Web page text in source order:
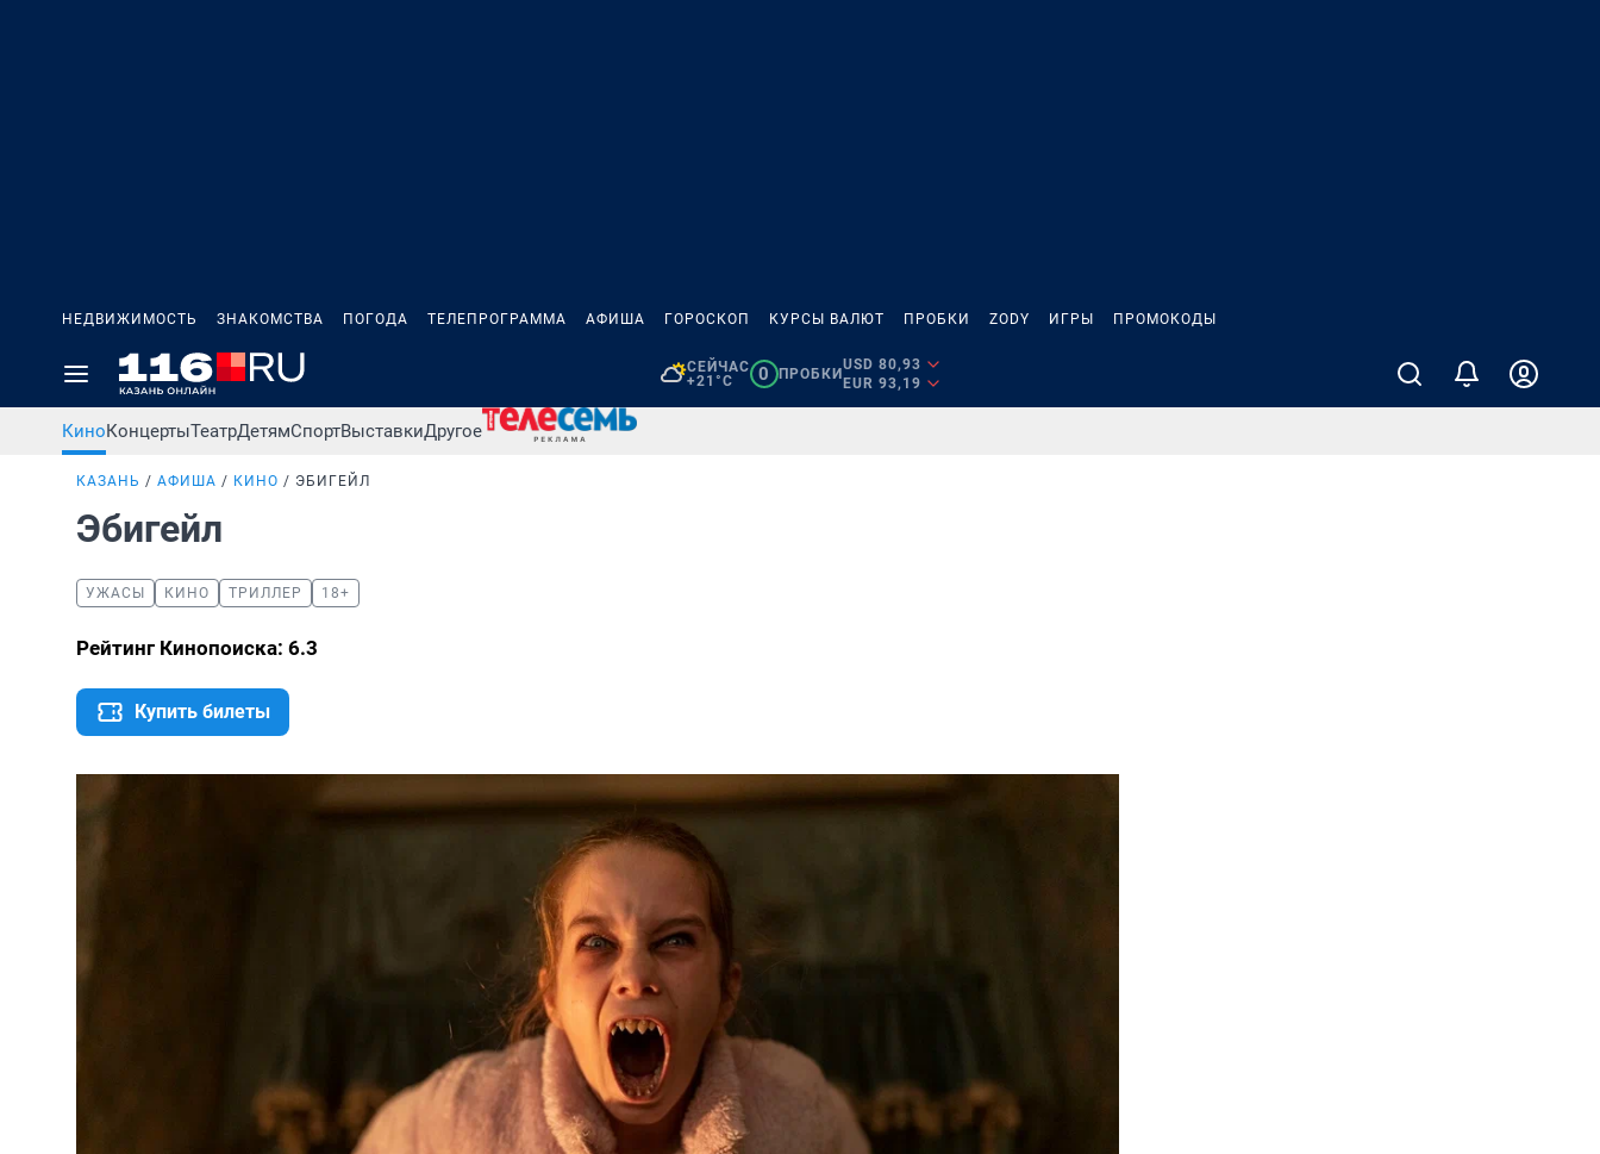
НЕДВИЖИМОСТЬ ЗНАКОМСТВА ПОГОДА ТЕЛЕПРОГРАММА АФИША ГОРОСКОП КУРСЫ ВАЛЮТ ПРОБКИ ZODY ИГРЫ ПРОМОКОДЫ
СЕЙЧАС
+21°C
0 ПРОБКИ
USD 80,93
EUR 93,19
КиноКонцертыТеатрДетямСпортВыставкиДругое
КАЗАНЬ АФИША КИНО ЭБИГЕЙЛ
Эбигейл
УЖАСЫ КИНО ТРИЛЛЕР 18+
Рейтинг Кинопоиска: 6.3
Купить билеты